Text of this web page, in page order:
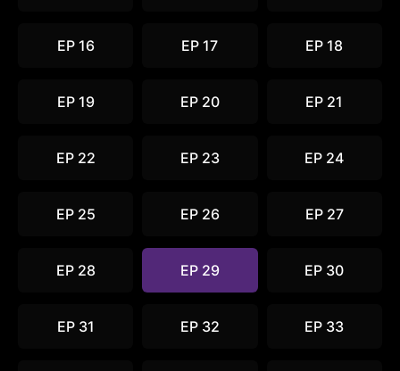
EP 16 EP 17 EP 18
EP 19 EP 20 EP 21
EP 22 EP 23 EP 24
EP 25 EP 26 EP 27
EP 28 EP 29 EP 30
EP 31 EP 32 EP 33